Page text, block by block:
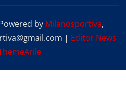
by Milanosportiva,
| Editor News